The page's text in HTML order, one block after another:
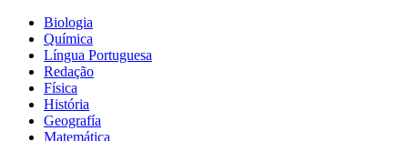
Biologia
Química
Língua Portuguesa
Redação
Física
História
Geografía
Matemática